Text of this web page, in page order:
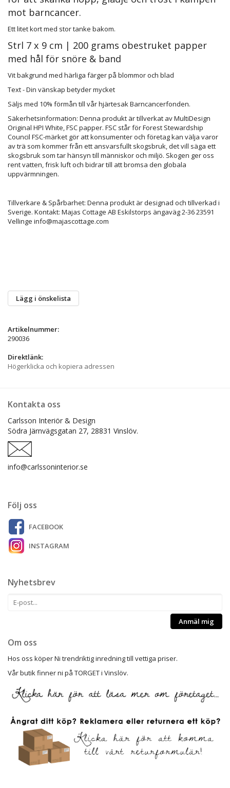
mot barncancer.
Ett litet kort med stor tanke bakom.
Strl 7 x 9 cm | 200 grams obestruket papper
med hål för snöre & band
Vit bakgrund med härliga färger på blommor och blad
Text - Din vänskap betyder mycket
Säljs med 10% förmån till vår hjärtesak Barncancerfonden.
Säkerhetsinformation: Denna produkt är tillverkat av MultiDesign
Original HPI White, FSC papper. FSC står för Forest Stewardship
Council FSC-märket gör att konsumenter och företag kan välja varor
av trä som kommer från ett ansvarsfullt skogsbruk, det vill säga ett
skogsbruk som tar hänsyn till människor och miljö. Skogen ger oss
rent vatten, frisk luft och bidrar till att bromsa den globala
uppvärmningen.
Tillverkare & Spårbarhet: Denna produkt är designad och tillverkad i
Sverige. Kontakt: Majas Cottage AB Eskilstorps ängaväg 2-36 23591
Vellinge info@majascottage.com
Lägg i önskelista
Artikelnummer:
290036
Direktlänk:
Högerklicka och kopiera adressen
Kontakta oss
Carlsson Interiör & Design
Södra Järnvägsgatan 27, 28831 Vinslöv.
info@carlssoninterior.se
Följ oss
FACEBOOK
INSTAGRAM
Nyhetsbrev
Anmäl mig
Om oss
Hos oss köper Ni trendriktig inredning till vettiga priser.
Vår butik finner ni på TORGET i Vinslöv.